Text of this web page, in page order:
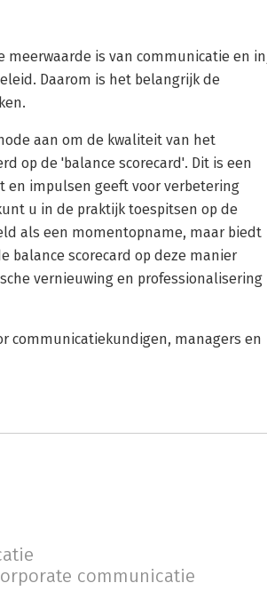
is van communicatie en in
Daarom is het belangrijk de
aan om de kwaliteit van het
op de 'balance scorecard'. Dit is een
impulsen geeft voor verbetering
u in de praktijk toespitsen op de
als een momentopname, maar biedt
balance scorecard op deze manier
vernieuwing en professionalisering
communicatiekundigen, managers en
communicatie